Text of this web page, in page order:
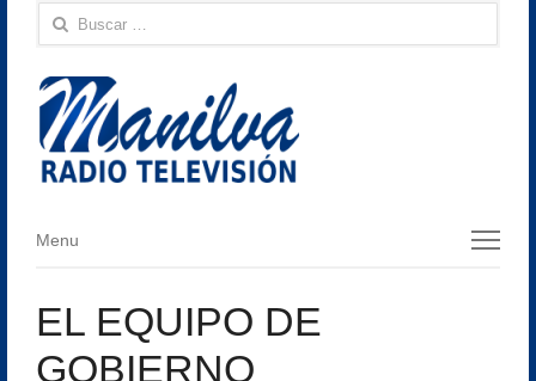
Buscar:
Menu
Menu
EL EQUIPO DE
GOBIERNO